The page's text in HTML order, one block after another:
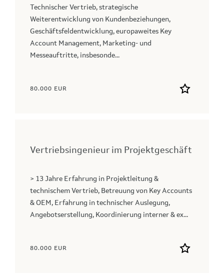
Technischer Vertrieb, strategische
Weiterentwicklung von Kundenbeziehungen,
Geschäftsfeldentwicklung, europaweites Key
Account Management, Marketing- und
Messeauftritte, insbesonde...
80.000 EUR
Vertriebsingenieur im Projektgeschäft
> 13 Jahre Erfahrung in Projektleitung &
technischem Vertrieb, Betreuung von Key Accounts
& OEM, Erfahrung in technischer Auslegung,
Angebotserstellung, Koordinierung interner & ex...
80.000 EUR